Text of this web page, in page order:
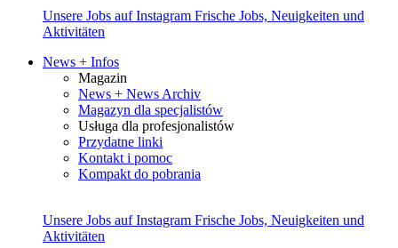
Unsere Jobs auf Instagram Frische Jobs, Neuigkeiten und
Aktivitäten
News + Infos
Magazin
News + News Archiv
Magazyn dla specjalistów
Usługa dla profesjonalistów
Przydatne linki
Kontakt i pomoc
Kompakt do pobrania
Unsere Jobs auf Instagram Frische Jobs, Neuigkeiten und
Aktivitäten